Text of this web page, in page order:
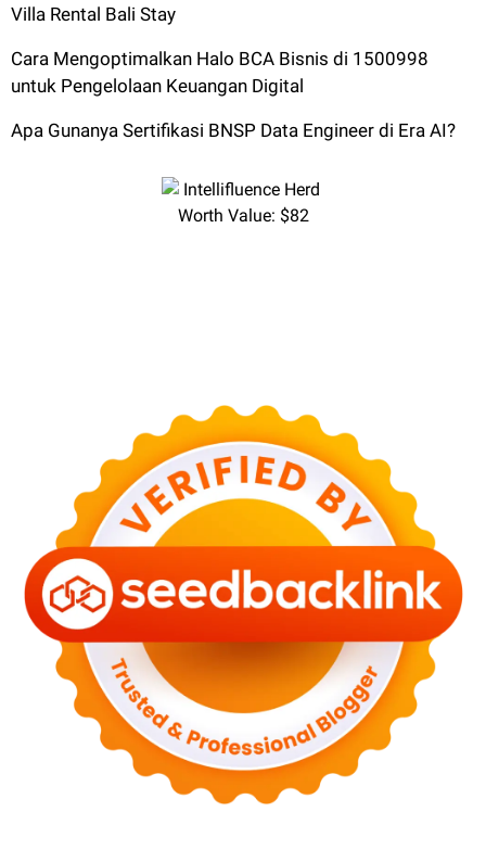
Villa Rental Bali Stay
Cara Mengoptimalkan Halo BCA Bisnis di 1500998
untuk Pengelolaan Keuangan Digital
Apa Gunanya Sertifikasi BNSP Data Engineer di Era AI?